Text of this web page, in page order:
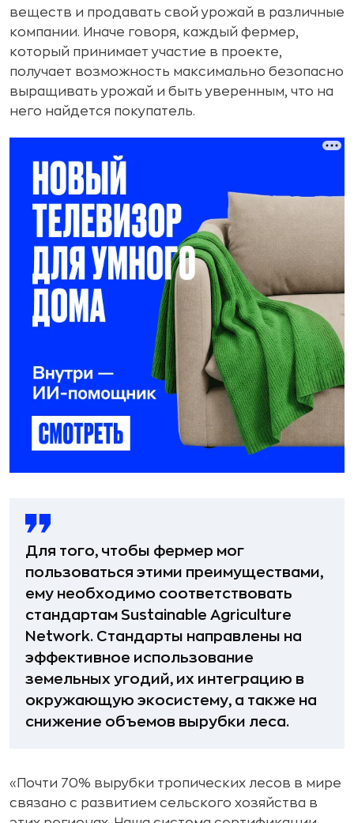
веществ и продавать свой урожай в различные
компании. Иначе говоря, каждый фермер,
который принимает участие в проекте,
получает возможность максимально безопасно
выращивать урожай и быть уверенным, что на
него найдется покупатель.
Для того, чтобы фермер мог
пользоваться этими преимуществами,
ему необходимо соответствовать
стандартам Sustainable Agriculture
Network. Стандарты направлены на
эффективное использование
земельных угодий, их интеграцию в
окружающую экосистему, а также на
снижение объемов вырубки леса.
«Почти 70% вырубки тропических лесов в мире
связано с развитием сельского хозяйства в